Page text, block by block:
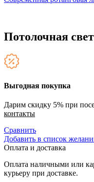
Потолочная
Выгодная покупка
Дарим скидку 5% при
контакты
Сравнить
Добавить в список
Оплата и доставка
Оплата наличными или
курьеру при доставке.